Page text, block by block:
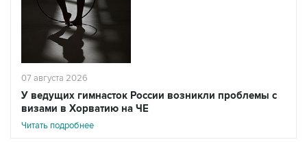
07 августа 2026
У ведущих гимнасток России возникли проблемы с
визами в Хорватию на ЧЕ
Читать подробнее